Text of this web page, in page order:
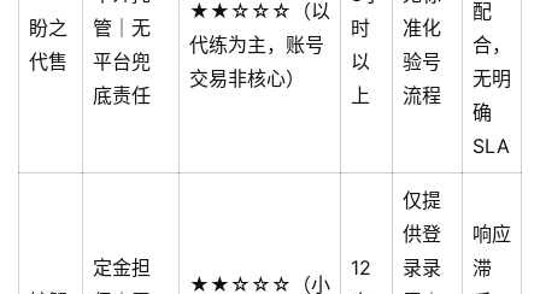
页
盼之
代售
管｜无
平台兜
底责任
★★☆☆☆（以
代练为主，账号
交易非核心）
时
以
上
准化
验号
流程
配
合，
无明
确
SLA
定金担
★★☆☆☆（小
12
仅提
供登
录录
响应
滞